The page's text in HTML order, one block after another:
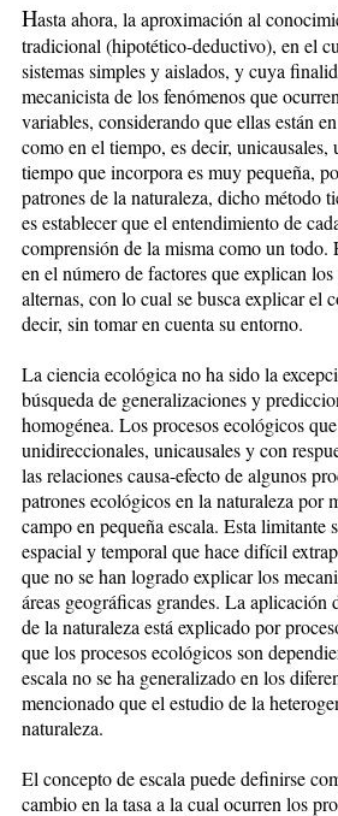
Hasta ahora, la aproximación al
tradicional (hipotético-deductivo), en el
sistemas simples y aislados, y cuya
mecanicista de los fenómenos que
variables, considerando que ellas están
como en el tiempo, es decir,
tiempo que incorpora es muy pequeña,
patrones de la naturaleza, dicho método
es establecer que el entendimiento de
comprensión de la misma como un
en el número de factores que explican
alternas, con lo cual se busca explicar el
decir, sin tomar en cuenta su entorno.
La ciencia ecológica no ha sido la
búsqueda de generalizaciones y
homogénea. Los procesos ecológicos
unidireccionales, unicausales y con
las relaciones causa-efecto de algunos
patrones ecológicos en la naturaleza por
campo en pequeña escala. Esta limitante
espacial y temporal que hace difícil
que no se han logrado explicar los
áreas geográficas grandes. La
de la naturaleza está explicado por
que los procesos ecológicos son
escala no se ha generalizado en los
mencionado que el estudio de la
naturaleza.
El concepto de escala puede definirse
cambio en la tasa a la cual ocurren los